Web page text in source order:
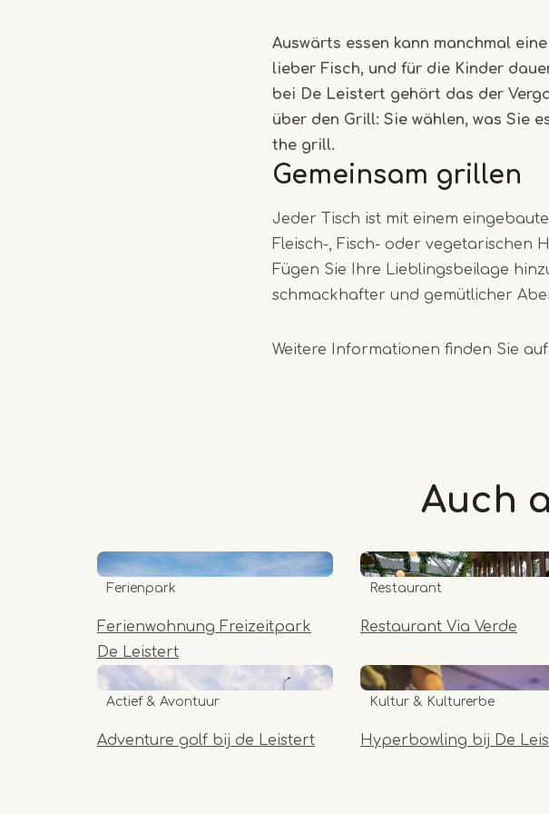
of
5
Auswärts essen kann manchmal
lieber Fisch, und für die Kinder
bei De Leistert gehört das der
über den Grill: Sie wählen, was Sie
the grill.
Gemeinsam grillen
Jeder Tisch ist mit einem
Fleisch-, Fisch- oder vegetarischen
Fügen Sie Ihre Lieblingsbeilage
schmackhafter und gemütlicher
Weitere Informationen finden Sie
Auch
Ferienwohnung Freizeitpark
De Leistert
Ferienpark
Restaurant Via Verde
Restaurant
Adventure golf bij de Leistert
Actief & Avontuur
Hyperbowling bij De
Kultur & Kulturerbe